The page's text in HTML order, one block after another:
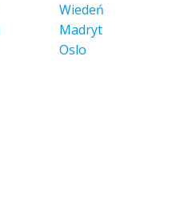
Wiedeń
Madryt
Oslo